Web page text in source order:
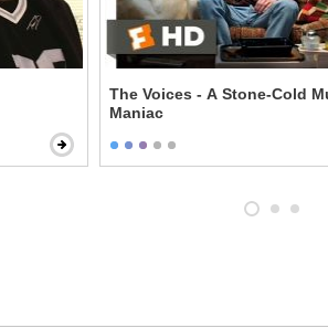
The Voices - A Stone-Cold Murdering
Maniac